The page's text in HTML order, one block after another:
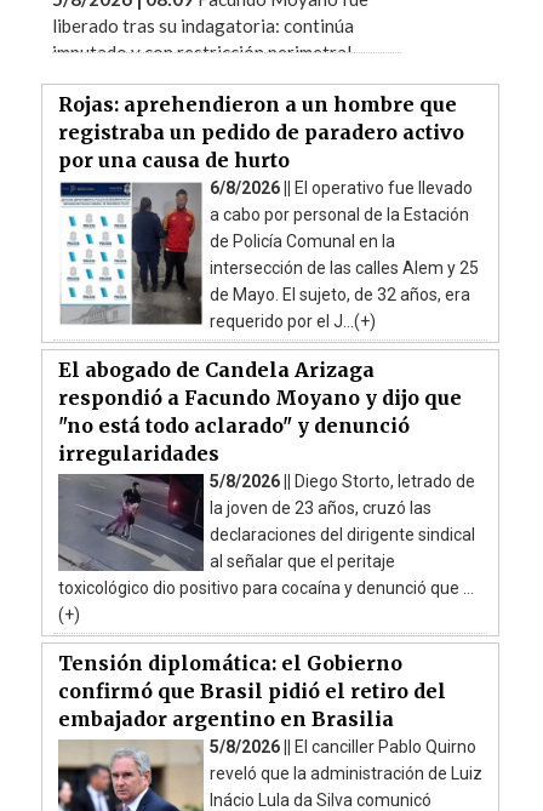
liberado tras su indagatoria: continúa
imputado y con restricción perimetral
Rojas: aprehendieron a un hombre que
registraba un pedido de paradero activo
por una causa de hurto
6/8/2026 ||
El operativo fue llevado
a cabo por personal de la Estación
de Policía Comunal en la
intersección de las calles Alem y 25
de Mayo. El sujeto, de 32 años, era
requerido por el J...(+)
El abogado de Candela Arizaga
respondió a Facundo Moyano y dijo que
"no está todo aclarado" y denunció
irregularidades
5/8/2026 ||
Diego Storto, letrado de
la joven de 23 años, cruzó las
declaraciones del dirigente sindical
al señalar que el peritaje
toxicológico dio positivo para cocaína y denunció que ...
(+)
Tensión diplomática: el Gobierno
confirmó que Brasil pidió el retiro del
embajador argentino en Brasilia
5/8/2026 ||
El canciller Pablo Quirno
reveló que la administración de Luiz
Inácio Lula da Silva comunicó